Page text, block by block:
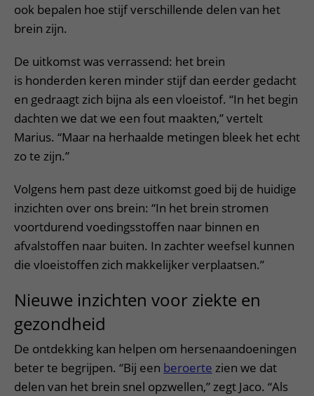
ook bepalen hoe stijf verschillende delen van het
brein zijn.
De uitkomst was verrassend: het brein
is honderden keren minder stijf dan eerder gedacht
en gedraagt zich bijna als een vloeistof. “In het begin
dachten we dat we een fout maakten,” vertelt
Marius. “Maar na herhaalde metingen bleek het echt
zo te zijn.”
Volgens hem past deze uitkomst goed bij de huidige
inzichten over ons brein: “In het brein stromen
voortdurend voedingsstoffen naar binnen en
afvalstoffen naar buiten. In zachter weefsel kunnen
die vloeistoffen zich makkelijker verplaatsen.”
Nieuwe inzichten voor ziekte en
gezondheid
De ontdekking kan helpen om hersenaandoeningen
beter te begrijpen. “Bij een beroerte zien we dat
delen van het brein snel opzwellen,” zegt Jaco. “Als